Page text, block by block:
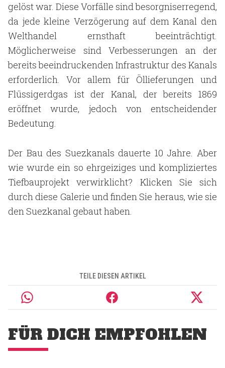
gelöst war. Diese Vorfälle sind besorgniserregend,
da jede kleine Verzögerung auf dem Kanal den
Welthandel ernsthaft beeinträchtigt.
Möglicherweise sind Verbesserungen an der
bereits beeindruckenden Infrastruktur des Kanals
erforderlich. Vor allem für Öllieferungen und
Flüssigerdgas ist der Kanal, der bereits 1869
eröffnet wurde, jedoch von entscheidender
Bedeutung.
Der Bau des Suezkanals dauerte 10 Jahre. Aber
wie wurde ein so ehrgeiziges und kompliziertes
Tiefbauprojekt verwirklicht? Klicken Sie sich
durch diese Galerie und finden Sie heraus, wie sie
den Suezkanal gebaut haben.
TEILE DIESEN ARTIKEL
FÜR DICH EMPFOHLEN